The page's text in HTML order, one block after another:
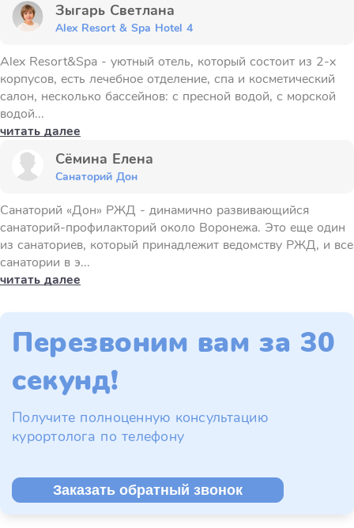
Зыгарь Светлана
Alex Resort & Spa Hotel 4
Alex Resort&Spa - уютный отель, который состоит из 2-х
корпусов, есть лечебное отделение, спа и косметический
салон, несколько бассейнов: с пресной водой, с морской
водой...
читать далее
Сёмина Елена
Санаторий Дон
Санаторий «Дон» РЖД - динамично развивающийся
санаторий-профилакторий около Воронежа. Это еще один
из санаториев, который принадлежит ведомству РЖД, и все
санатории в э...
читать далее
Перезвоним вам за 30
секунд!
Получите полноценную консультацию
курортолога по телефону
Заказать обратный звонок